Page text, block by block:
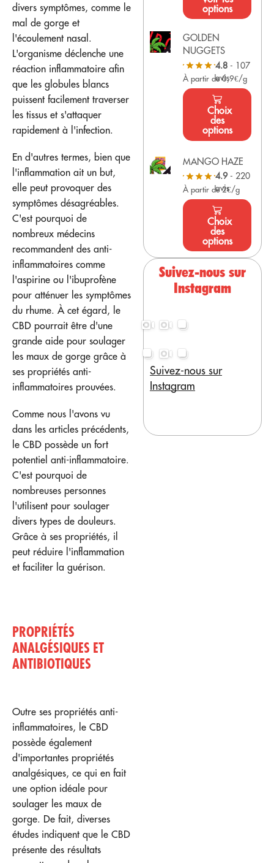
divers symptômes, comme le
mal de gorge et
l'écoulement nasal.
L'organisme déclenche une
réaction inflammatoire afin
que les globules blancs
puissent facilement traverser
les tissus et s'attaquer
rapidement à l'infection.
En d'autres termes, bien que
l'inflammation ait un but,
elle peut provoquer des
symptômes désagréables.
C'est pourquoi de
nombreux médecins
recommandent des anti-
inflammatoires comme
l'aspirine ou l'ibuprofène
pour atténuer les symptômes
du rhume. À cet égard, le
CBD pourrait être d'une
grande aide pour soulager
les maux de gorge grâce à
ses propriétés anti-
inflammatoires prouvées.
Comme nous l'avons vu
dans les articles précédents,
le CBD possède un fort
potentiel anti-inflammatoire.
C'est pourquoi de
nombreuses personnes
l'utilisent pour soulager
divers types de douleurs.
Grâce à ses propriétés, il
peut réduire l'inflammation
et faciliter la guérison.
PROPRIÉTÉS
ANALGÉSIQUES ET
ANTIBIOTIQUES
Outre ses propriétés anti-
inflammatoires, le CBD
possède également
d'importantes propriétés
analgésiques, ce qui en fait
une option idéale pour
soulager les maux de
gorge. De fait, diverses
études indiquent que le CBD
présente des résultats
options
GOLDEN
NUGGETS
4.8 - 107
avis
À partir de 0,9€/g
Choix
des
options
MANGO HAZE
4.9- 220
avis
À partir de 2€/g
Choix
des
options
Suivez-nous sur
Instagram
Suivez-nous sur
Instagram